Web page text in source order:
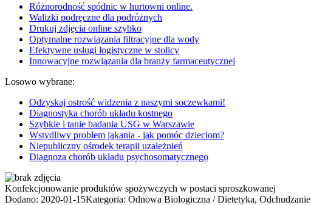
Różnorodność spódnic w hurtowni online.
Walizki podręczne dla podróżnych
Drukuj zdjęcia online szybko
Optymalne rozwiązania filtracyjne dla wody
Efektywne usługi logistyczne w stolicy
Innowacyjne rozwiązania dla branży farmaceutycznej
Losowo wybrane:
Odzyskaj ostrość widzenia z naszymi soczewkami!
Diagnostyka chorób układu kostnego
Szybkie i tanie badania USG w Warszawie
Wstydliwy problem jąkania - jak pomóc dzieciom?
Niepubliczny ośrodek terapii uzależnień
Diagnoza chorób układu psychosomatycznego
Konfekcjonowanie produktów spożywczych w postaci sproszkowanej
Dodano: 2020-01-15Kategoria: Odnowa Biologiczna / Dietetyka, Odchudzanie